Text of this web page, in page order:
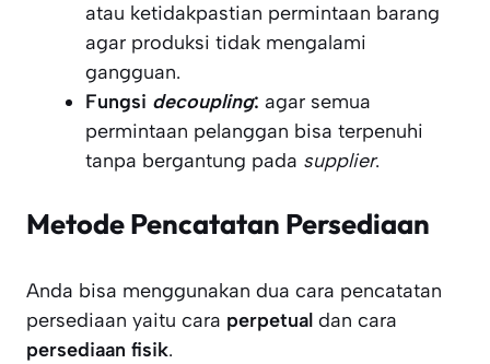
atau ketidakpastian permintaan barang
agar produksi tidak mengalami
gangguan.
Fungsi decoupling: agar semua
permintaan pelanggan bisa terpenuhi
tanpa bergantung pada supplier.
Metode Pencatatan Persediaan
Anda bisa menggunakan dua cara pencatatan
persediaan yaitu cara perpetual dan cara
persediaan fisik.